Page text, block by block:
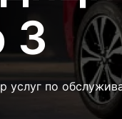
3
услуг по